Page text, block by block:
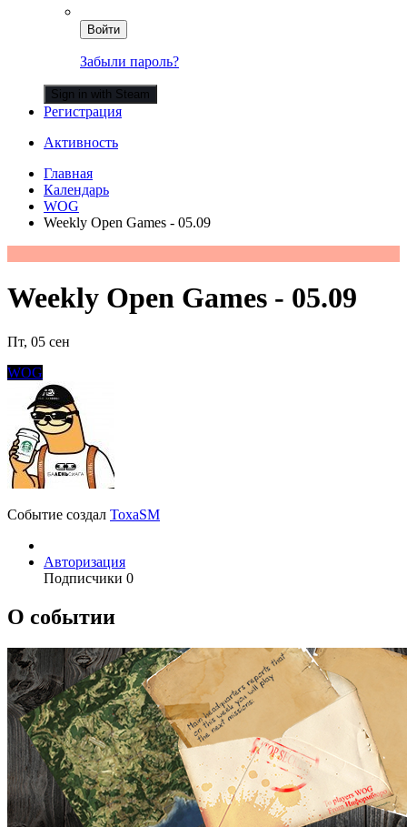
Войти
Забыли пароль?
Sign in with Steam
Регистрация
Активность
Главная
Календарь
WOG
Weekly Open Games - 05.09
Weekly Open Games - 05.09
Пт, 05 сен
WOG
Событие создал ToxaSM
Авторизация
Подписчики 0
О событии